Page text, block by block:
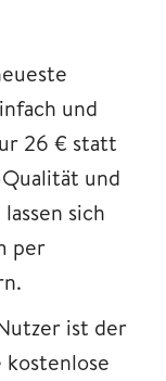
und
26 € statt
und
sich
per
ist der
kostenlose